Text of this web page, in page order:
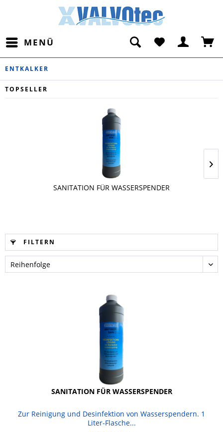
MENÜ
ENTKALKER
TOPSELLER
SANITATION FÜR WASSERSPENDER
FILTERN
SANITATION FÜR WASSERSPENDER
Zur Reinigung und Desinfektion von Wasserspendern. 1
Liter-Flasche...